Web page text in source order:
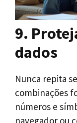
9.
dados
Nunca repita
combinações
números e
navegador ou